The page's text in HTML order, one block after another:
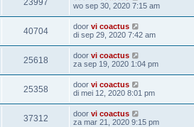
23997
wo sep 30, 2020 7:15 am
40704 door vi coactus
di sep 29, 2020 7:42 am
25618 door vi coactus
za sep 19, 2020 1:04 pm
25358 door vi coactus
di mei 12, 2020 8:01 pm
37312 door vi coactus
za mar 21, 2020 9:15 pm